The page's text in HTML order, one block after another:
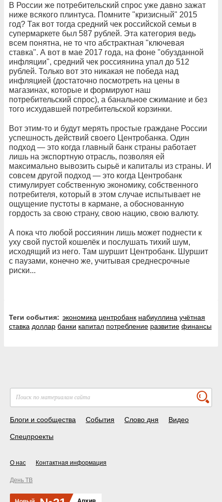
В России же потребительский спрос уже давно зажат
ниже всякого плинтуса. Помните "кризисный" 2015
год? Так вот тогда средний чек российской семьи в
супермаркете был 587 рублей. Эта категория ведь
всем понятна, не то что абстрактная "ключевая
ставка". А вот в мае 2017 года, на фоне "обузданной
инфляции", средний чек россиянина упал до 512
рублей. Только вот это никакая не победа над
инфляцией (достаточно посмотреть на цены в
магазинах, которые и формируют наш
потребительский спрос), а банальное сжимание и без
того исхудавшей потребительской корзинки.
Вот этим-то и будут мерять простые граждане России
успешность действий своего Центробанка. Один
подход — это когда главный банк страны работает
лишь на экспортную отрасль, позволяя ей
максимально вывозить сырьё и капиталы из страны. И
совсем другой подход — это когда Центробанк
стимулирует собственную экономику, собственного
потребителя, который в этом случае испытывает не
ощущение пустоты в кармане, а обоснованную
гордость за свою страну, свою нацию, свою валюту.
А пока что любой россиянин лишь может поднести к
уху свой пустой кошелёк и послушать тихий шум,
исходящий из него. Там шуршит Центробанк. Шуршит
с паузами, конечно же, учитывая среднесрочные
риски...
Теги события: экономика центробанк набиуллина учётная
ставка доллар банки капитал потребление развитие финансы
Блоги и сообщества События Слово дня Видео
Спецпроекты
О нас Контактная информация
День ТВ